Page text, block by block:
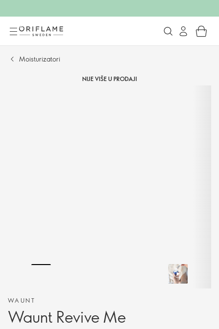
Moisturizatori
NIJE VIŠE U PRODAJI
WAUNT
Waunt Revive Me